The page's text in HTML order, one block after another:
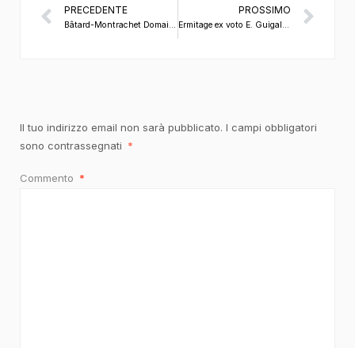
PRECEDENTE
Bâtard-Montrachet Domaine Leflaive 2001
PROSSIMO
Ermitage ex voto E. Guigal 2001
Il tuo indirizzo email non sarà pubblicato. I campi obbligatori
sono contrassegnati *
Commento *